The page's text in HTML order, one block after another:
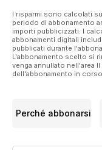
Richard Kilpatrick
management and
I risparmi sono calcolati
periodo di abbonamento
importi pubblicizzati. I
abbonamenti digitali
pubblicati durante
L'abbonamento scelto si
venga annullato nell'area
dell'abbonamento in
Perché abbonarsi